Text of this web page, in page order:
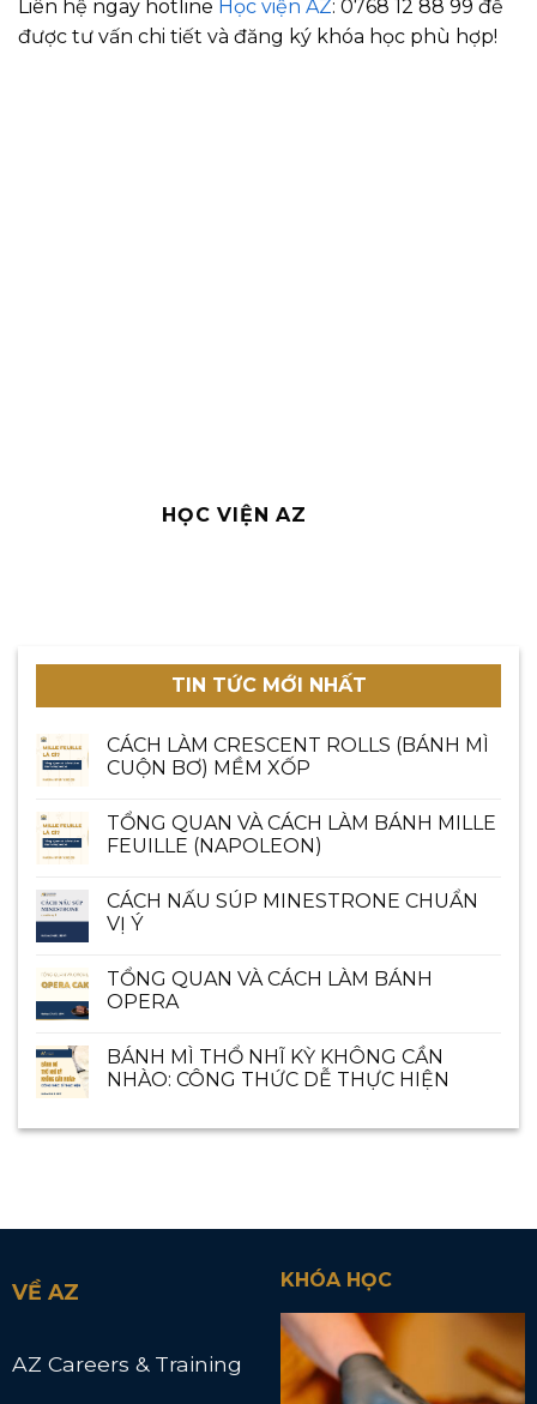
Liên hệ ngay hotline Học viện AZ: 0768 12 88 99 để
được tư vấn chi tiết và đăng ký khóa học phù hợp!
HỌC VIỆN AZ
TIN TỨC MỚI NHẤT
CÁCH LÀM CRESCENT ROLLS (BÁNH MÌ
CUỘN BƠ) MỀM XỐP
TỔNG QUAN VÀ CÁCH LÀM BÁNH MILLE
FEUILLE (NAPOLEON)
CÁCH NẤU SÚP MINESTRONE CHUẨN
VỊ Ý
TỔNG QUAN VÀ CÁCH LÀM BÁNH
OPERA
BÁNH MÌ THỔ NHĨ KỲ KHÔNG CẦN
NHÀO: CÔNG THỨC DỄ THỰC HIỆN
VỀ AZ
AZ Careers & Training
KHÓA HỌC